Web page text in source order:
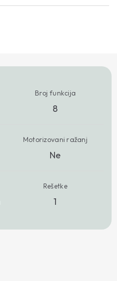
Broj funkcija
8
Motorizovani ražanj
Ne
Rešetke
1